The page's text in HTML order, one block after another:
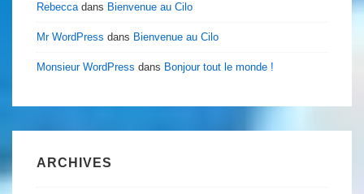
Rebeccadans Bienvenue au Cilo
Mr WordPress dans Bienvenue au Cilo
Monsieur WordPress dans Bonjour tout le monde !
ARCHIVES